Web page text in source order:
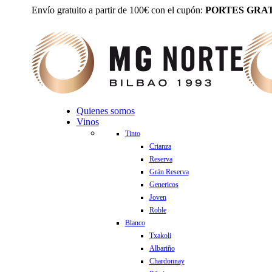
Envío gratuito a partir de 100€ con el cupón: PORTES
Quienes somos
Vinos
Tinto
Crianza
Reserva
Grán Reserva
Genericos
Joven
Roble
Blanco
Txakoli
Albariño
Chardonnay